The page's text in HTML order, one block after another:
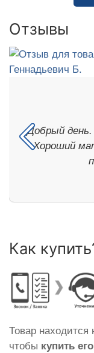
Отзывы
Добрый
Хороший
Как
Товар находится
чтобы купить